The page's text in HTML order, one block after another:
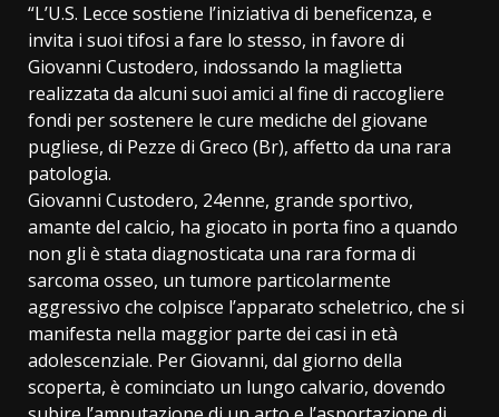
“L’U.S. Lecce sostiene l’iniziativa di beneficenza, e
invita i suoi tifosi a fare lo stesso, in favore di
Giovanni Custodero, indossando la maglietta
realizzata da alcuni suoi amici al fine di raccogliere
fondi per sostenere le cure mediche del giovane
pugliese, di Pezze di Greco (Br), affetto da una rara
patologia.
Giovanni Custodero, 24enne, grande sportivo,
amante del calcio, ha giocato in porta fino a quando
non gli è stata diagnosticata una rara forma di
sarcoma osseo, un tumore particolarmente
aggressivo che colpisce l’apparato scheletrico, che si
manifesta nella maggior parte dei casi in età
adolescenziale. Per Giovanni, dal giorno della
scoperta, è cominciato un lungo calvario, dovendo